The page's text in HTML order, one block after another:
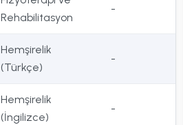
Rehabilitasyon
-
Hemşirelik
(Türkçe)
-
Hemşirelik
(İngilizce)
-